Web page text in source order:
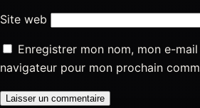
Site web
Enregistrer mon nom, mon e-
navigateur pour mon prochain